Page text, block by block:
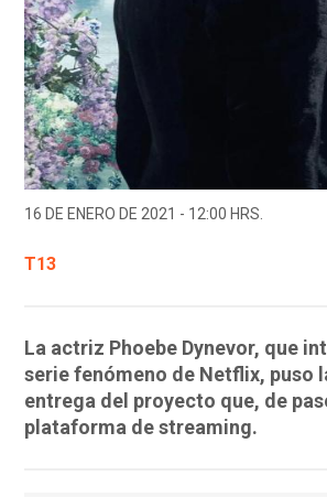
16 DE ENERO DE 2021 - 12:00 HRS.
T13
La actriz Phoebe Dynevor, que
serie fenómeno de Netflix, puso
entrega del proyecto que, de
plataforma de streaming.